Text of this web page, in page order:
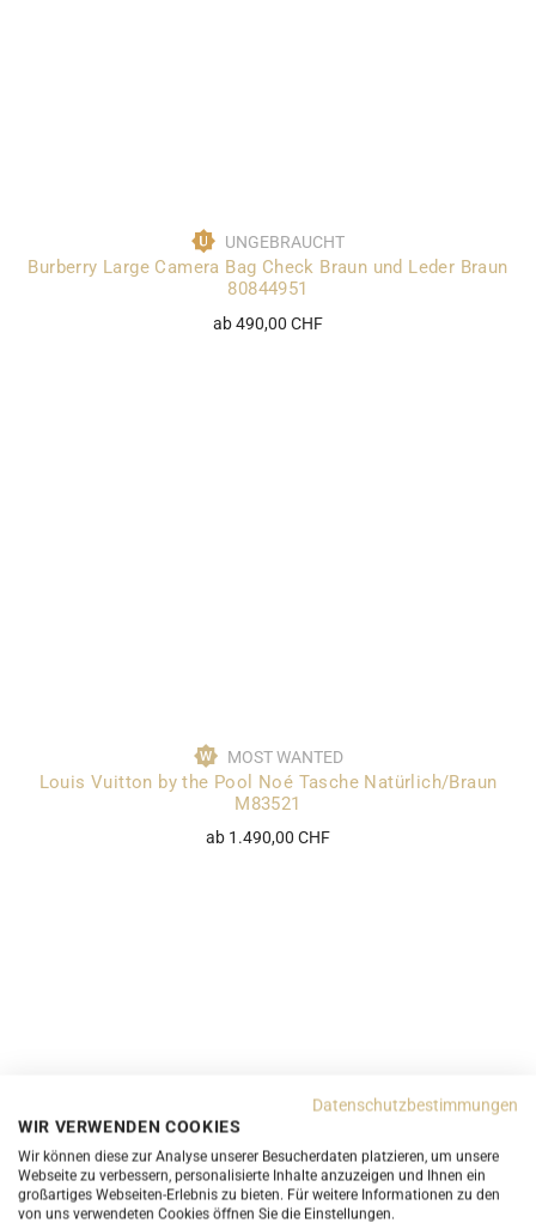
UNGEBRAUCHT
Burberry Large Camera Bag Check Braun und Leder Braun
80844951
ab 490,00 CHF
MOST WANTED
Louis Vuitton by the Pool Noé Tasche Natürlich/Braun
M83521
ab 1.490,00 CHF
Datenschutzbestimmungen
WIR VERWENDEN COOKIES
Wir können diese zur Analyse unserer Besucherdaten platzieren, um unsere
Webseite zu verbessern, personalisierte Inhalte anzuzeigen und Ihnen ein
großartiges Webseiten-Erlebnis zu bieten. Für weitere Informationen zu den
von uns verwendeten Cookies öffnen Sie die Einstellungen.